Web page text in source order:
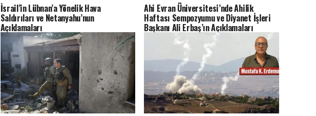
İsrail’in Lübnan’a Yönelik Hava
Saldırıları ve Netanyahu’nun
Açıklamaları
Ahi Evran Üniversitesi’nde Ahilik
Haftası Sempozyumu ve Diyanet İşleri
Başkanı Ali Erbaş’ın Açıklamaları